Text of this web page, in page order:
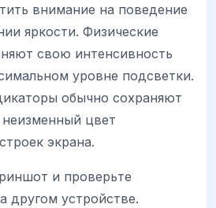
внимание на поведение
яркости. Физические
свою интенсивность
уровне подсветки.
обычно сохраняют
цвет
экрана.
и проверьте
другом устройстве.